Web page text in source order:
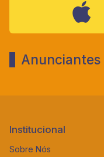
Anunciantes
Institucional
Sobre Nós